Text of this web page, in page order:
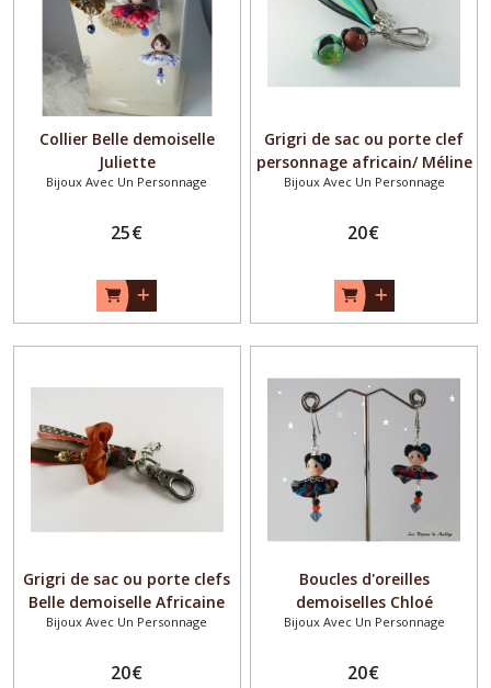
Collier Belle demoiselle
Juliette
Bijoux Avec Un Personnage
25€
Grigri de sac ou porte clef
personnage africain/ Méline
Bijoux Avec Un Personnage
20€
Grigri de sac ou porte clefs
Belle demoiselle Africaine
Bijoux Avec Un Personnage
20€
Boucles d'oreilles
demoiselles Chloé
Bijoux Avec Un Personnage
20€